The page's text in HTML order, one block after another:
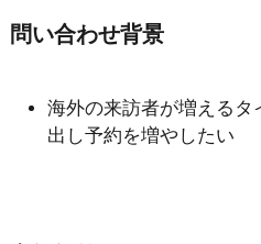
問い合わせ背景
海外の来訪者が増える
出し予約を増やしたい